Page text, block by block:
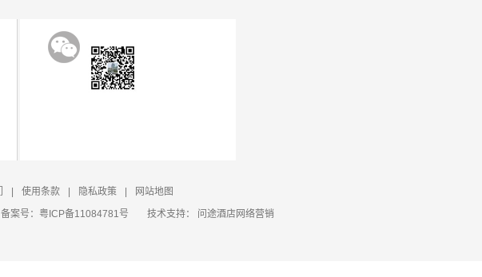
使用条款 隐私政策
网站地图
备案号： 粤ICP备11084781号 技术支持： 问途酒店网络营销